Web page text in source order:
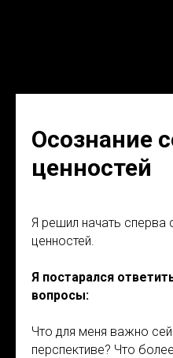
Осознание
ценностей
Я решил начать сперва
ценностей.
Я постарался
вопросы:
Что для меня важно
перспективе? Что